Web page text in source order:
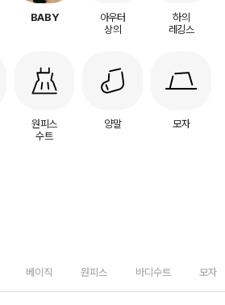
BABY
아우터
상의
하의
레깅스
원피스
수트
양말 모자
베이직 원피스 바디수트 모자